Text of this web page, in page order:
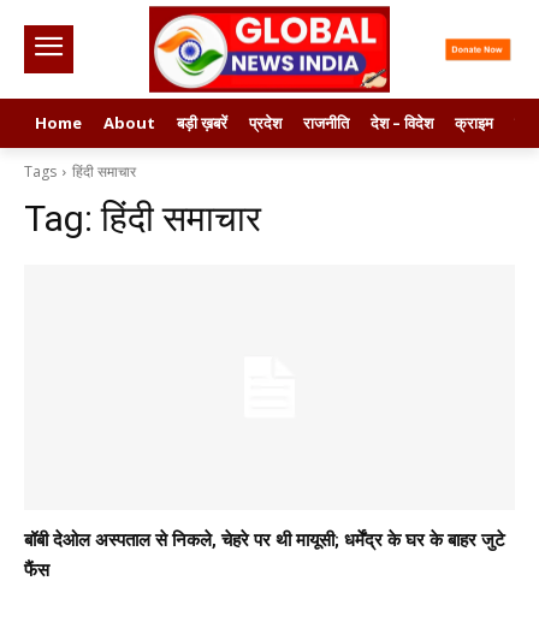
Home About बड़ी ख़बरें प्रदेश राजनीति देश – विदेश क्राइम
Tags हिंदी समाचार
Tag:हिंदी समाचार
बॉबी देओल अस्पताल से निकले, चेहरे पर थी मायूसी; धर्मेंद्र के घर के बाहर जुटे
फैंस